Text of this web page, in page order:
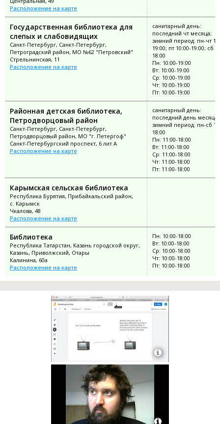
Расположение на карте
Государственная библиотека для
слепых и слабовидящих
Санкт-Петербург, Санкт-Петербург,
Петроградский район, МО №62 "Петровский"
Стрельнинская, 11
Расположение на карте
санитарный день:
последний чт месяца;
зимний период: пн-чт
19:00; пт 10:00-19:00; сб
18:00
Пн: 10:00-19:00
Вт: 10:00-19:00
Ср: 10:00-19:00
Чт: 10:00-19:00
Пт: 10:00-19:00
Районная детская библиотека,
Петродворцовый район
Санкт-Петербург, Санкт-Петербург,
Петродворцовый район, МО "г. Петергоф"
Санкт-Петербургский проспект, 6 лит А
Расположение на карте
санитарный день:
последний день месяца;
зимний период: пн-сб
18:00
Пн: 11:00-18:00
Вт: 11:00-18:00
Ср: 11:00-18:00
Чт: 11:00-18:00
Пт: 11:00-18:00
Карымская сельская библиотека
Республика Бурятия, Прибайкальский район,
с. Карымск
Чкалова, 48
Расположение на карте
Библиотека
Республика Татарстан, Казань городской округ,
Казань, Приволжский, Отары
Калинина, 60а
Расположение на карте
Пн: 10:00-18:00
Вт: 10:00-18:00
Ср: 10:00-18:00
Чт: 10:00-18:00
Пт: 10:00-18:00